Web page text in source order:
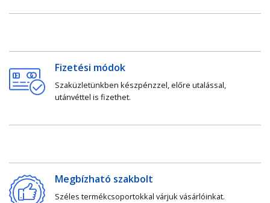
Fizetési módok
Szaküzletünkben készpénzzel, előre utalással,
utánvéttel is fizethet.
Megbízható szakbolt
Széles termékcsoportokkal várjuk vásárlóinkat.